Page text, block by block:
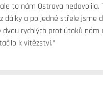
to nám Ostrava nedovolila.
dálky a po jedné střele jsme
dvou rychlých protiútoků nám
k vítězství.”